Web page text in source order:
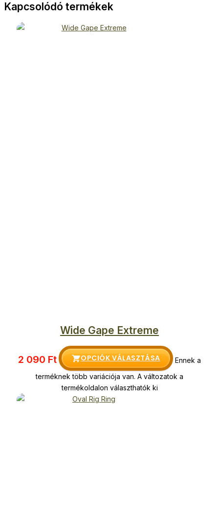
Kapcsolódó termékek
Wide Gape Extreme
2 090 Ft OPCIÓK VÁLASZTÁSA
Ennek a
terméknek több variációja van. A változatok a
termékoldalon választhatók ki